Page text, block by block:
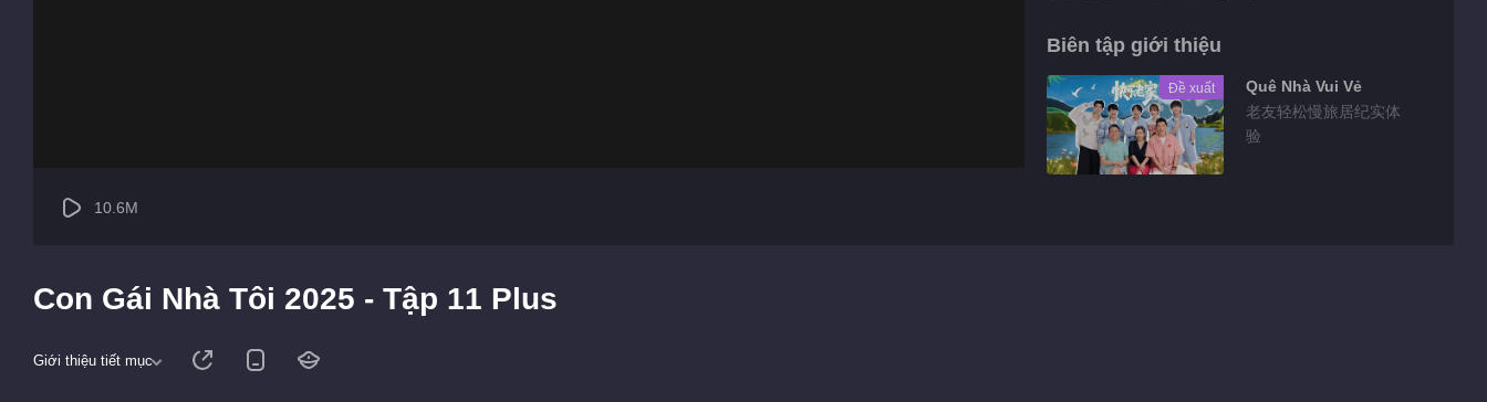
Biên tập giới thiệu
Đề xuất
Quê Nhà Vui Vẻ
老友轻松慢旅居纪实体
验
10.6M
Con Gái Nhà Tôi 2025 - Tập 11 Plus
Giới thiệu tiết mục